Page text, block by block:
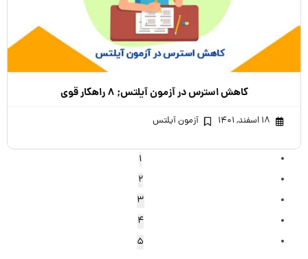
کاهش استرس در آزمون آیلتس; ۸ راهکار قوی
۱۸ اسفند, ۱۴۰۱ آزمون آیلتس
1
2
3
4
5